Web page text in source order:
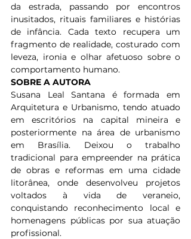
da estrada, passando por encontros
inusitados, rituais familiares e histórias
de infância. Cada texto recupera um
fragmento de realidade, costurado com
leveza, ironia e olhar afetuoso sobre o
comportamento humano.
SOBRE A AUTORA
Susana Leal Santana é formada em
Arquitetura e Urbanismo, tendo atuado
em escritórios na capital mineira e
posteriormente na área de urbanismo
em Brasília. Deixou o trabalho
tradicional para empreender na prática
de obras e reformas em uma cidade
litorânea, onde desenvolveu projetos
voltados à vida de veraneio,
conquistando reconhecimento local e
homenagens públicas por sua atuação
profissional.